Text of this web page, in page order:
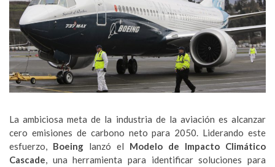
La ambiciosa meta de la industria de la aviación es alcanzar
cero emisiones de carbono neto para 2050. Liderando este
esfuerzo, Boeing lanzó el Modelo de Impacto Climático
Cascade, una herramienta para identificar soluciones para